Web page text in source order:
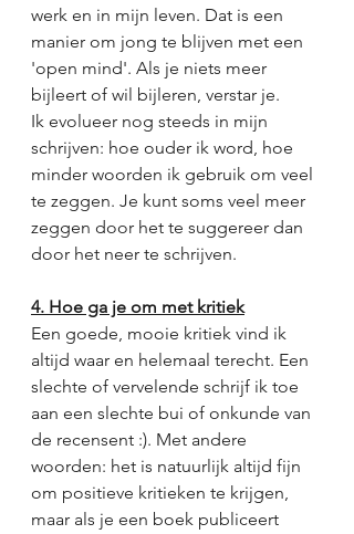
werk en in mijn leven. Dat is een
manier om jong te blijven met een
'open mind'. Als je niets meer
bijleert of wil bijleren, verstar je.
Ik evolueer nog steeds in mijn
schrijven: hoe ouder ik word, hoe
minder woorden ik gebruik om veel
te zeggen. Je kunt soms veel meer
zeggen door het te suggereer dan
door het neer te schrijven.
4. Hoe ga je om met kritiek
Een goede, mooie kritiek vind ik
altijd waar en helemaal terecht. Een
slechte of vervelende schrijf ik toe
aan een slechte bui of onkunde van
de recensent :). Met andere
woorden: het is natuurlijk altijd fijn
om positieve kritieken te krijgen,
maar als je een boek publiceert